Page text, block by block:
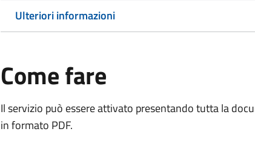
Ulteriori informazioni
Come fare
Il servizio può essere attivato presentando tutta la
in formato PDF.